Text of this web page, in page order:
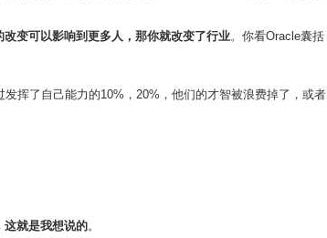
变可以影响到更多人，那你就改变了行业。你看Oracle囊括
挥了自己能力的10%，20%，他们的才智被浪费掉了，或者
这就是我想说的。